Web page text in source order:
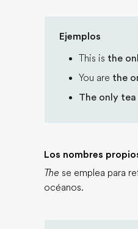
Ejemplos
This is the
You are the
The only tea
Los nombres
The se emplea para
océanos.